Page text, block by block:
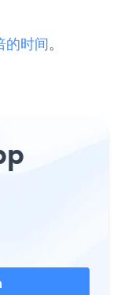
时间。